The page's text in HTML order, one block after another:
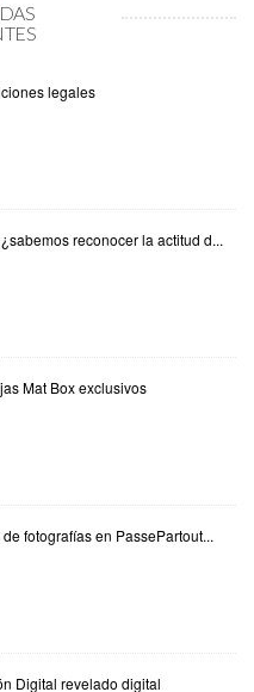
legales
reconocer la actitud d...
Mat Box exclusivos
fotografías en PassePartout...
Digital revelado digital